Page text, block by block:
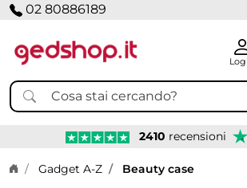
02 80886189
2410 recensioni
Home page
Gadget A-Z Beauty case